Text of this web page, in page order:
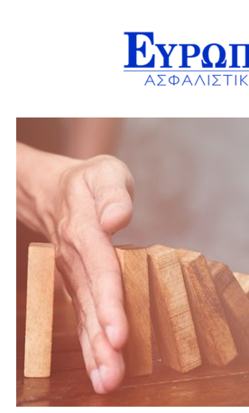
Επιχειρήσεις
Online